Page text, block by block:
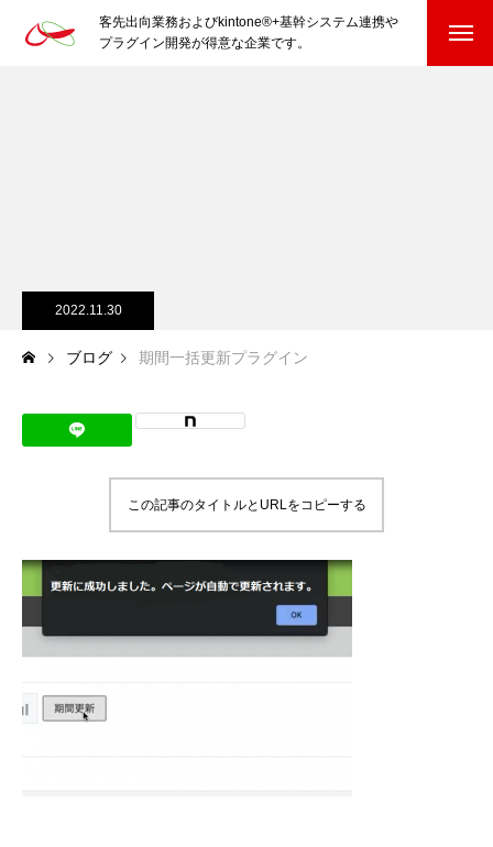
客先出向業務およびkintone®+基幹システム連携や
プラグイン開発が得意な企業です。
PluginAdaptiX Service Guide
HP/EC/Design/Logo
制作実績
COMPANY 会社を知る
会社概要
会社沿革
会社案内
2022.11.30
ブログ 期間一括更新プラグイン
この記事のタイトルとURLをコピーする